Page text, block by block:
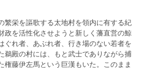
繁栄を謳歌する太地村を領内に有する紀
政を活性化させようと新しく藩直営の鯨
ぐれ者、あぶれ者、行き場のない若者を
鵜殿の村には、もと武士でありながら捕
権藤伊左馬という巨漢もいた。このまま